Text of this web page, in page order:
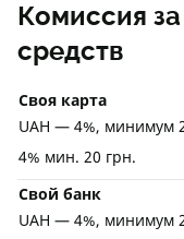
Комиссия
средств
Своя карта
UAH — 4%, минимум
4% мин. 20 грн.
Свой банк
UAH — 4%, минимум